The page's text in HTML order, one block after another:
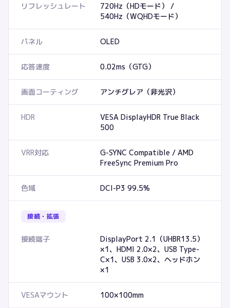
リフレッシュレート
720Hz（HDモード） /
540Hz（WQHDモード）
パネル OLED
応答速度 0.02ms（GTG）
画面コーティング アンチグレア（非光沢）
HDR
VESA DisplayHDR True Black
500
VRR対応
G-SYNC Compatible / AMD
FreeSync Premium Pro
色域 DCI-P3 99.5%
接続・拡張
接続端子
DisplayPort 2.1（UHBR13.5）
×1、HDMI 2.0×2、USB Type-
C×1、USB 3.0×2、ヘッドホン
×1
VESAマウント 100×100mm